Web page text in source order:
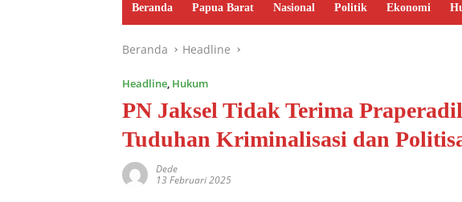
Beranda Papua Barat Nasional Politik Ekonomi
Beranda Headline
Headline, Hukum
PN Jaksel Tidak Terima
Tuduhan Kriminalisasi dan
Dede
13 Februari 2025